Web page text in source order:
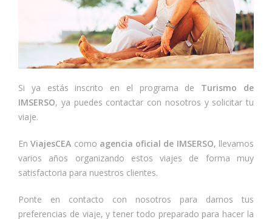
Si ya estás inscrito en el programa de Turismo de
IMSERSO, ya puedes contactar con nosotros y solicitar tu
viaje.
EnViajesCEA como agencia oficial de IMSERSO, llevamos
varios años organizando estos viajes de forma muy
satisfactoria para nuestros clientes.
Ponte en contacto con nosotros para darnos tus
preferencias de viaje, y tener todo preparado para hacer la